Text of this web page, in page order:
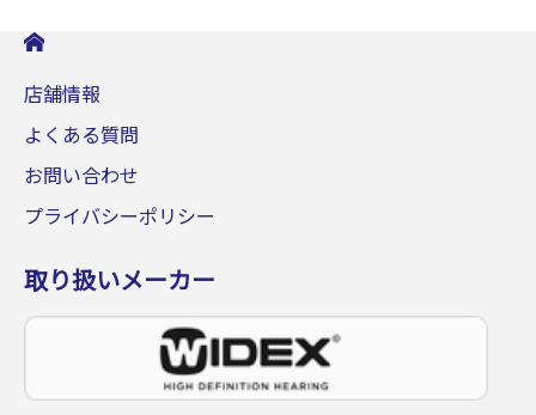
店舗情報
よくある質問
お問い合わせ
プライバシーポリシー
取り扱いメーカー